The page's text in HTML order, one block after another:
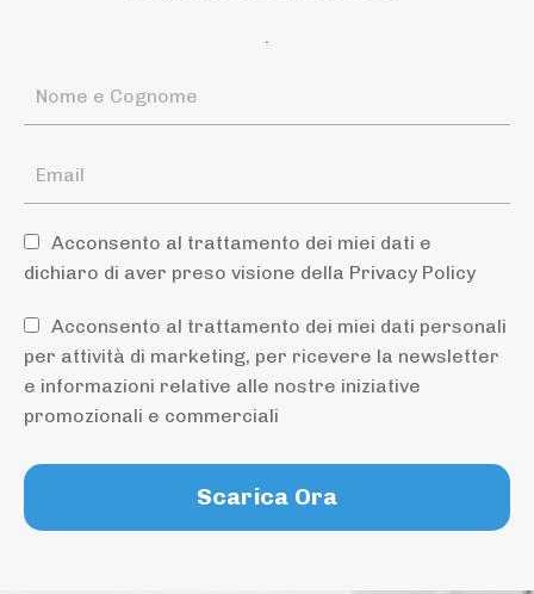
.
Acconsento al trattamento dei miei dati e
dichiaro di aver preso visione della Privacy Policy
Acconsento al trattamento dei miei dati personali
per attività di marketing, per ricevere la newsletter
e informazioni relative alle nostre iniziative
promozionali e commerciali
Scarica Ora